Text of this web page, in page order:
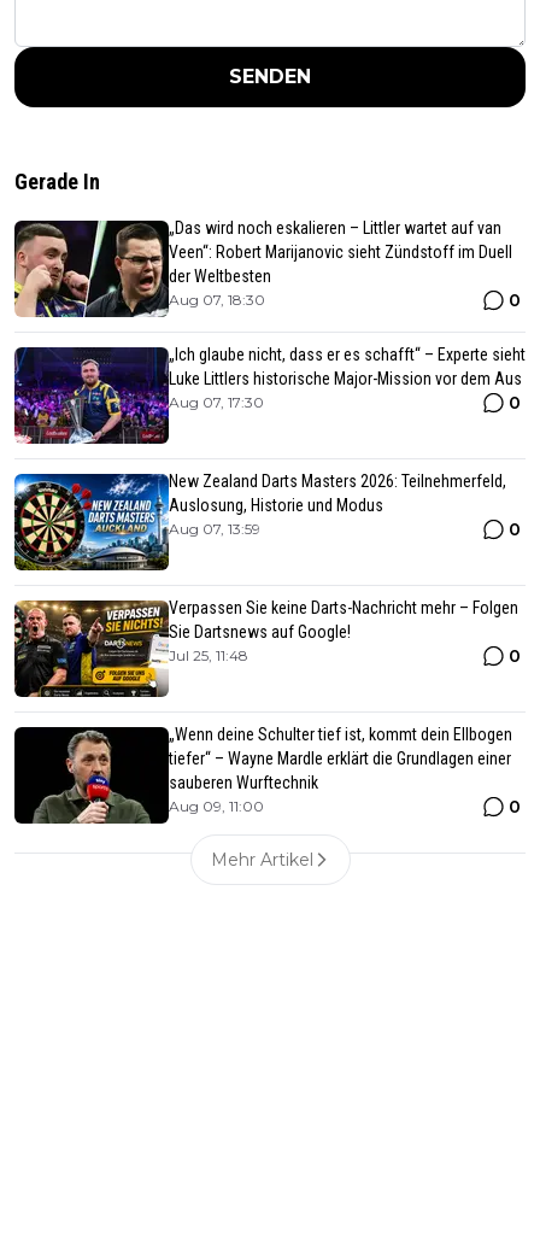
SENDEN
Gerade In
„Das wird noch eskalieren – Littler wartet auf van
Veen“: Robert Marijanovic sieht Zündstoff im Duell
der Weltbesten
Aug 07, 18:30 0
„Ich glaube nicht, dass er es schafft“ – Experte sieht
Luke Littlers historische Major-Mission vor dem Aus
Aug 07, 17:30 0
New Zealand Darts Masters 2026: Teilnehmerfeld,
Auslosung, Historie und Modus
Aug 07, 13:59 0
Verpassen Sie keine Darts-Nachricht mehr – Folgen
Sie Dartsnews auf Google!
Jul 25, 11:48 0
„Wenn deine Schulter tief ist, kommt dein Ellbogen
tiefer“ – Wayne Mardle erklärt die Grundlagen einer
sauberen Wurftechnik
Aug 09, 11:00 0
Mehr Artikel